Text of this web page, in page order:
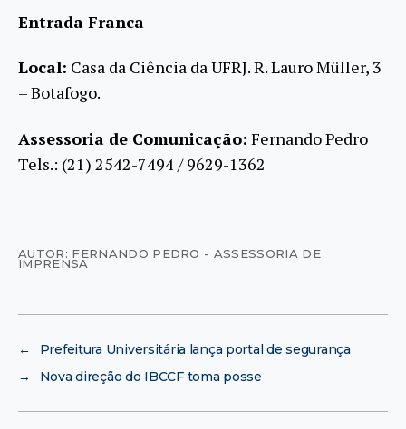
Entrada Franca
Local: Casa da Ciência da UFRJ. R. Lauro Müller, 3
– Botafogo.
Assessoria de Comunicação: Fernando Pedro
Tels.: (21) 2542-7494 / 9629-1362
AUTOR: FERNANDO PEDRO - ASSESSORIA DE
IMPRENSA
←
Prefeitura Universitária lança portal de segurança
→
Nova direção do IBCCF toma posse